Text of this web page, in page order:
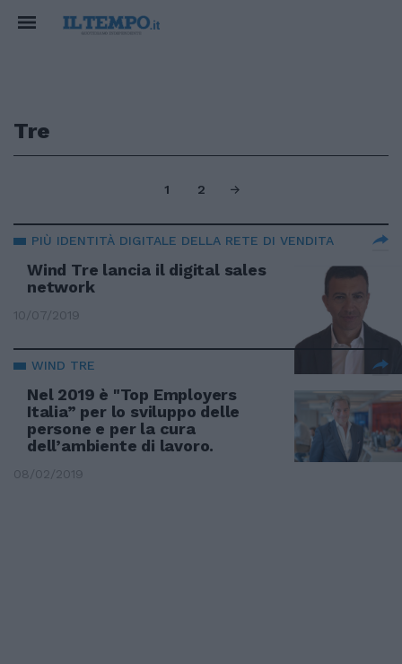
Tre
1 2
PIÙ IDENTITÀ DIGITALE DELLA RETE DI VENDITA
Wind Tre lancia il digital sales
network
10/07/2019
WIND TRE
Nel 2019 è "Top Employers
Italia” per lo sviluppo delle
persone e per la cura
dell’ambiente di lavoro.
08/02/2019